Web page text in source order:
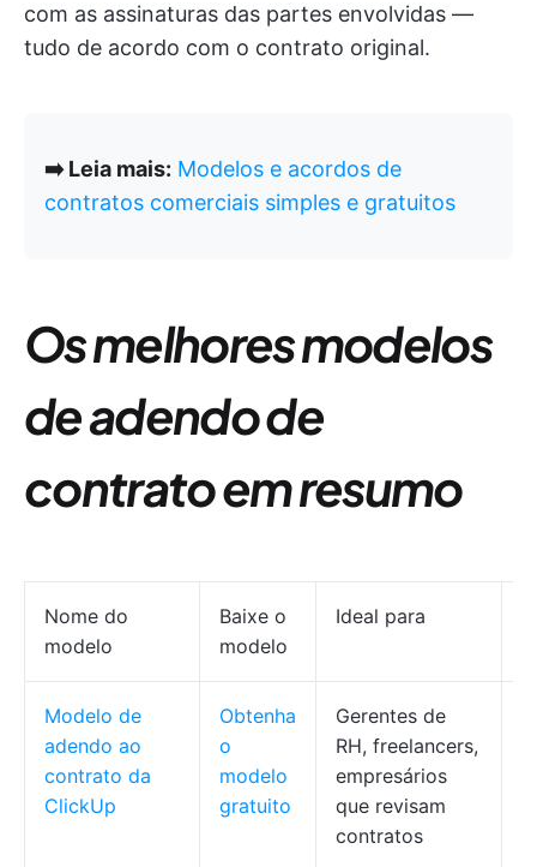
com as assinaturas das partes envolvidas —
tudo de acordo com o contrato original.
➡️ Leia mais: Modelos e acordos de
contratos comerciais simples e gratuitos
Os melhores modelos
de adendo de
contrato em resumo
Nome do
modelo
Baixe o
modelo
Ideal para
Modelo de
adendo ao
contrato da
ClickUp
Obtenha
o
modelo
gratuito
Gerentes de
RH, freelancers,
empresários
que revisam
contratos